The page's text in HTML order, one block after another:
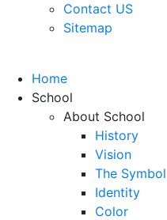
Contact US
Sitemap
Home
School
About School
History
Vision
The Symbol
Identity
Color